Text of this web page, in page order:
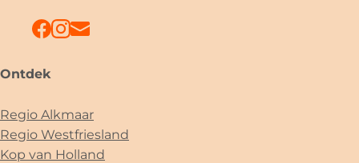
Facebook
Instagram
E-mail
Ontdek
Regio Alkmaar
Regio Westfriesland
Kop van Holland